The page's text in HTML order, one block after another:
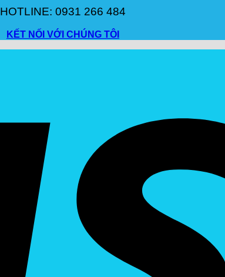
HOTLINE: 0931 266 484
KẾT NỐI VỚI CHÚNG TÔI